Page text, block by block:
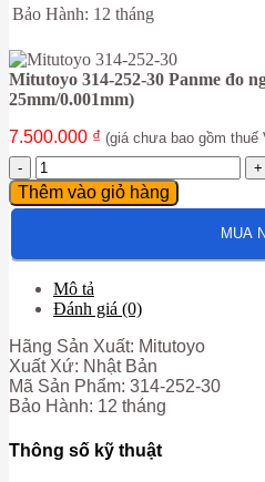
Bảo Hành: 12 tháng
Mitutoyo 314-252-30 Panme đo
25mm/0.001mm)
7.500.000 ₫ (giá chưa bao gồm thuế
Mitutoyo
314-
252-
đo
ngoài
mỏ
chữ
V
(10-
25mm/0.001mm)
lượng
Thêm vào giỏ hàng
MUA
Mô tả
Đánh giá (0)
Hãng Sản Xuất: Mitutoyo
Xuất Xứ: Nhật Bản
Mã Sản Phẩm: 314-252-30
Bảo Hành: 12 tháng
Thông số kỹ thuật